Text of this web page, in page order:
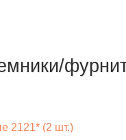
2121* (2 шт.)